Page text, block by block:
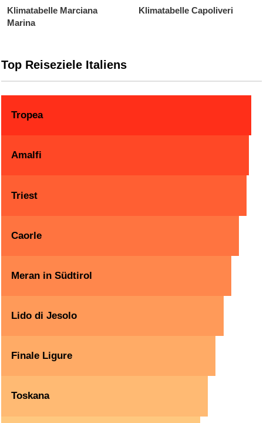
Klimatabelle Marciana
Marina
Klimatabelle Capoliveri
Top Reiseziele Italiens
Tropea
Amalfi
Triest
Caorle
Meran in Südtirol
Lido di Jesolo
Finale Ligure
Toskana